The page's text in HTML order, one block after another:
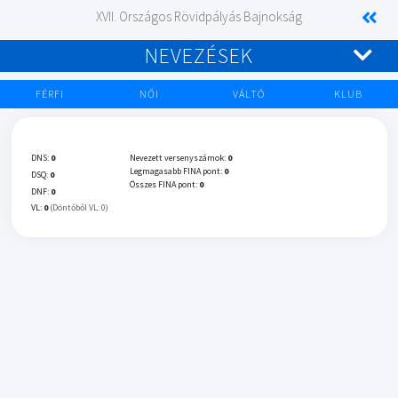
XVII. Országos Rövidpályás Bajnokság
NEVEZÉSEK
FÉRFI NŐI VÁLTÓ KLUB
DNS: 0
DSQ: 0
DNF: 0
VL: 0 (Döntőből VL: 0)
Nevezett versenyszámok: 0
Legmagasabb FINA pont: 0
Összes FINA pont: 0